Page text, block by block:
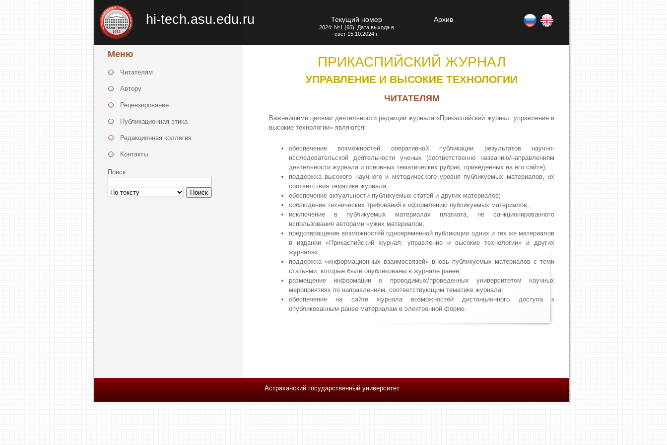
hi-tech.asu.edu.ru Текущий номер
2024: №1 (65). Дата выхода в
свет 15.10.2024 г.
Архив
Меню
Читателям
Автору
Рецензирование
Публикационная этика
Редакционная коллегия
Контакты
Поиск:
Поиск
ПРИКАСПИЙСКИЙ ЖУРНАЛ
УПРАВЛЕНИЕ И ВЫСОКИЕ ТЕХНОЛОГИИ
ЧИТАТЕЛЯМ
Важнейшими целями деятельности редакции журнала «Прикаспийский журнал: управление и
высокие технологии» являются:
обеспечение возможностей оперативной публикации результатов научно-
исследовательской деятельности ученых (соответственно названию/направлениям
деятельности журнала и основных тематических рубрик, приведенных на его сайте);
поддержка высокого научного и методического уровня публикуемых материалов, их
соответствия тематике журнала;
обеспечение актуальности публикуемых статей и других материалов;
соблюдение технических требований к оформлению публикуемых материалов;
исключение в публикуемых материалах плагиата, не санкционированного
использования авторами чужих материалов;
предотвращение возможностей одновременной публикации одних и тех же материалов
в издании «Прикаспийский журнал: управление и высокие технологии» и других
журналах;
поддержка «информационных взаимосвязей» вновь публикуемых материалов с теми
статьями, которые были опубликованы в журнале ранее;
размещение информации о проводимых/проведенных университетом научных
мероприятиях по направлениям, соответствующим тематике журнала;
обеспечение на сайте журнала возможностей дистанционного доступа к
опубликованным ранее материалам в электронной форме.
Астраханский государственный университет